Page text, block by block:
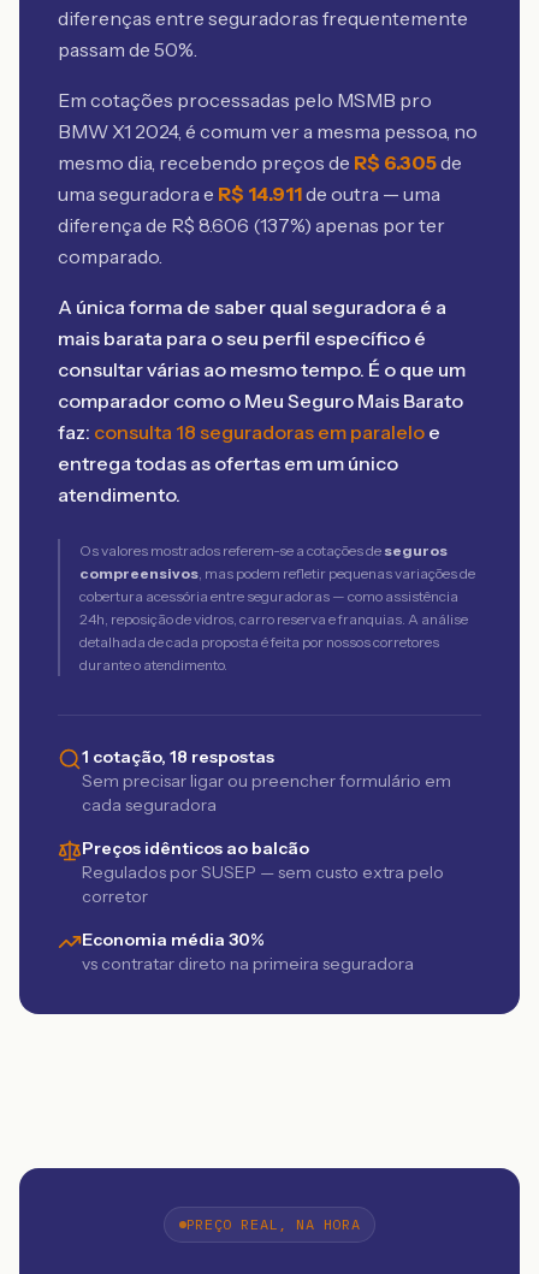
diferenças entre seguradoras frequentemente
passam de 50%.
Em cotações processadas pelo MSMB pro
BMW X1 2024, é comum ver a mesma pessoa, no
mesmo dia, recebendo preços de R$ 6.305de
uma seguradora e R$ 14.911de outra — uma
diferença de R$ 8.606 (137%) apenas por ter
comparado.
A única forma de saber qual seguradora é a
mais barata para o seu perfil específico é
consultar várias ao mesmo tempo. É o que um
comparador como o Meu Seguro Mais Barato
faz: consulta 18 seguradoras em paralelo e
entrega todas as ofertas em um único
atendimento.
Os valores mostrados referem-se a cotações de seguros
compreensivos, mas podem refletir pequenas variações de
cobertura acessória entre seguradoras — como assistência
24h, reposição de vidros, carro reserva e franquias. A análise
detalhada de cada proposta é feita por nossos corretores
durante o atendimento.
1 cotação, 18 respostas
Sem precisar ligar ou preencher formulário em
cada seguradora
Preços idênticos ao balcão
Regulados por SUSEP — sem custo extra pelo
corretor
Economia média 30%
vs contratar direto na primeira seguradora
PREÇO REAL, NA HORA